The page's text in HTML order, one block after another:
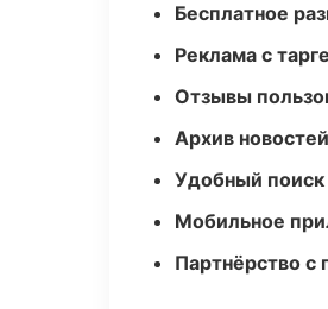
Бесплатное
Реклама с
Отзывы
Архив
Удобный поиск
Мобильное
Партнёрство с